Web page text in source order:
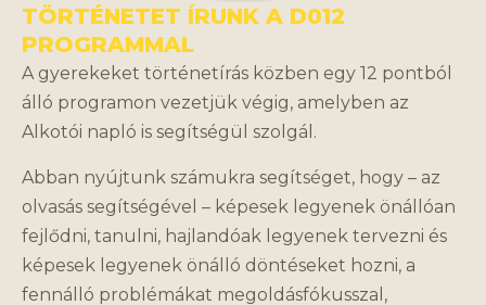
TÖRTÉNETET ÍRUNK A D012
PROGRAMMAL
A gyerekeket történetírás közben egy 12 pontból
álló programon vezetjük végig, amelyben az
Alkotói napló is segítségül szolgál.
Abban nyújtunk számukra segítséget, hogy – az
olvasás segítségével – képesek legyenek önállóan
fejlődni, tanulni, hajlandóak legyenek tervezni és
képesek legyenek önálló döntéseket hozni, a
fennálló problémákat megoldásfókusszal,